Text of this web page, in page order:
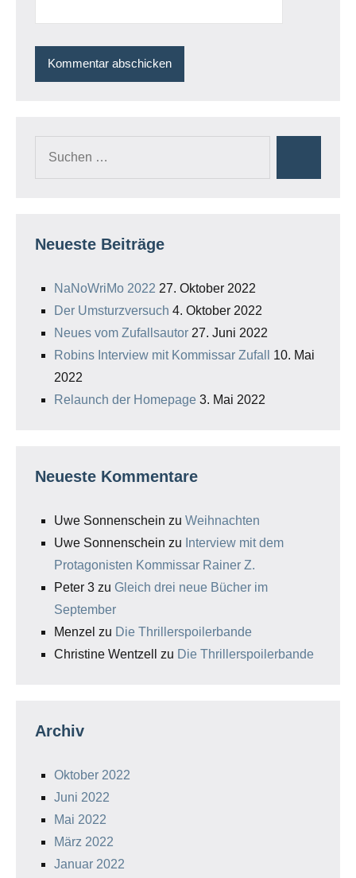
Neueste Beiträge
NaNoWriMo 2022 27. Oktober 2022
Der Umsturzversuch 4. Oktober 2022
Neues vom Zufallsautor 27. Juni 2022
Robins Interview mit Kommissar Zufall
10. Mai
2022
Relaunch der Homepage 3. Mai 2022
Neueste Kommentare
Uwe Sonnenschein zu Weihnachten
Uwe Sonnenschein zu Interview mit dem
Protagonisten Kommissar Rainer Z.
Peter 3 zu Gleich drei neue Bücher im
September
Menzel zu Die Thrillerspoilerbande
Christine Wentzell
zu Die Thrillerspoilerbande
Archiv
Oktober 2022
Juni 2022
Mai 2022
März 2022
Januar 2022